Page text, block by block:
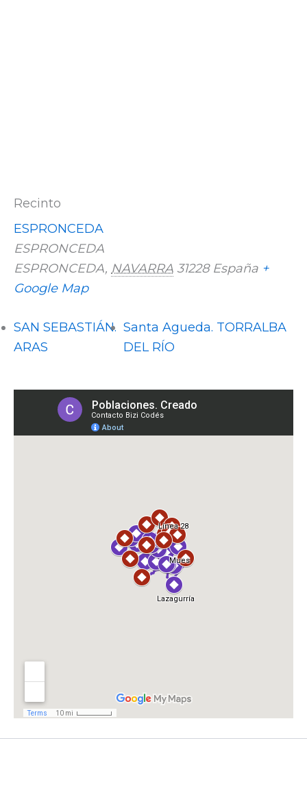
Recinto
ESPRONCEDA
ESPRONCEDA
ESPRONCEDA, NAVARRA 31228 España +
Google Map
SAN SEBASTIÁN.
ARAS
Santa Agueda. TORRALBA
DEL RÍO